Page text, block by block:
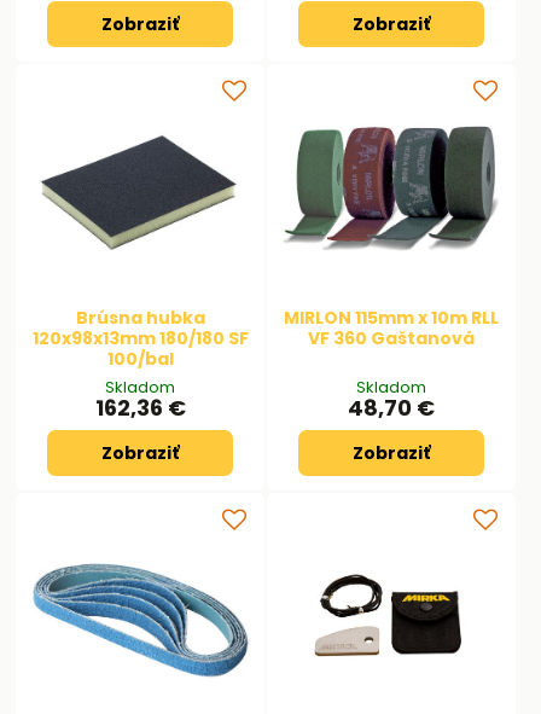
Zobraziť Zobraziť
Brúsna hubka
120x98x13mm 180/180 SF
100/bal
Skladom
162,36 €
Zobraziť
MIRLON 115mm x 10m RLL
VF 360 Gaštanová
Skladom
48,70 €
Zobraziť